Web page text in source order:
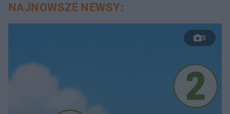
NAJNOWSZE NEWSY:
5